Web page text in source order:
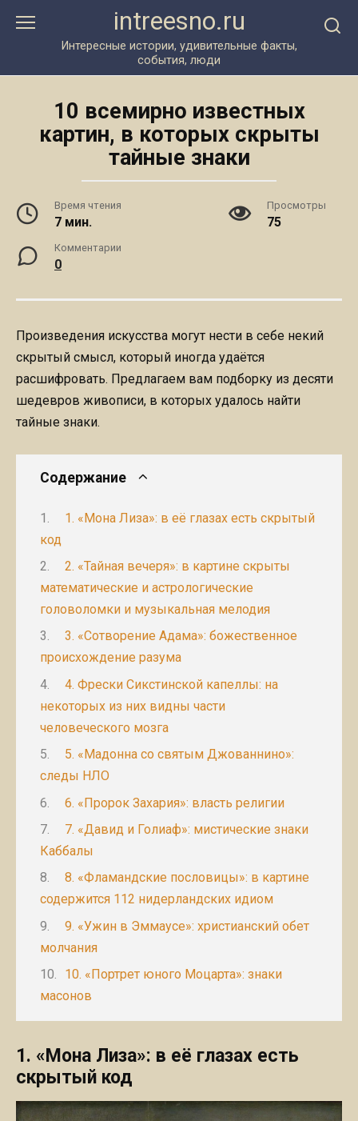
intreesno.ru
Интересные истории, удивительные факты,
события, люди
10 всемирно известных
картин, в которых скрыты
тайные знаки
Время чтения
7 мин.
Просмотры
75
Комментарии
0
Произведения искусства могут нести в себе некий
скрытый смысл, который иногда удаётся
расшифровать. Предлагаем вам подборку из десяти
шедевров живописи, в которых удалось найти
тайные знаки.
Содержание
1. «Мона Лиза»: в её глазах есть скрытый
код
2. «Тайная вечеря»: в картине скрыты
математические и астрологические
головоломки и музыкальная мелодия
3. «Сотворение Адама»: божественное
происхождение разума
4. Фрески Сикстинской капеллы: на
некоторых из них видны части
человеческого мозга
5. «Мадонна со святым Джованнино»:
следы НЛО
6. «Пророк Захария»: власть религии
7. «Давид и Голиаф»: мистические знаки
Каббалы
8. «Фламандские пословицы»: в картине
содержится 112 нидерландских идиом
9. «Ужин в Эммаусе»: христианский обет
молчания
10. «Портрет юного Моцарта»: знаки
масонов
1. «Мона Лиза»: в её глазах есть
скрытый код